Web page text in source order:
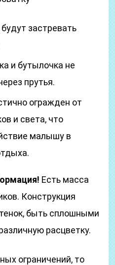
застревать
и бутылочка не
прутья.
огражден от
и света, что
малышу в
Есть масса
Конструкция
быть сплошными
расцветку.
ограничений, то